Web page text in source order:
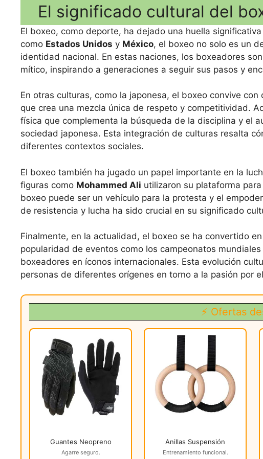
El significado cultural del
El boxeo, como deporte, ha dejado una huella
como Estados Unidos y México, el boxeo no solo es un
identidad nacional. En estas naciones, los boxeadores
mítico, inspirando a generaciones a seguir sus pasos y
En otras culturas, como la japonesa, el boxeo convive
que crea una mezcla única de respeto y competitividad.
física que complementa la búsqueda de la disciplina y el
sociedad japonesa. Esta integración de culturas resalta
diferentes contextos sociales.
El boxeo también ha jugado un papel importante en la
figuras como Mohammed Ali utilizaron su plataforma
boxeo puede ser un vehículo para la protesta y el
de resistencia y lucha ha sido crucial en su significado
Finalmente, en la actualidad, el boxeo se ha convertido
popularidad de eventos como los campeonatos
boxeadores en íconos internacionales. Esta evolución
personas de diferentes orígenes en torno a la pasión por
⚡ Ofertas
Guantes Neopreno
Agarre seguro.
Anillas Suspensión
Entrenamiento funcional.